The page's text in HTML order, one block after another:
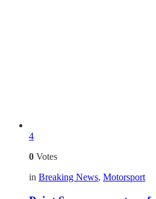
4
0 Votes
in Breaking News, Motorsport